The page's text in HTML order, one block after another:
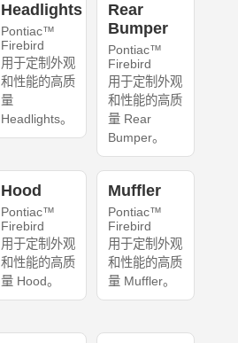
Headlights
Pontiac™
Firebird
用于定制外观
和性能的高质
量
Headlights。
Rear
Bumper
Pontiac™
Firebird
用于定制外观
和性能的高质
量 Rear
Bumper。
Hood
Pontiac™
Firebird
用于定制外观
和性能的高质
量 Hood。
Muffler
Pontiac™
Firebird
用于定制外观
和性能的高质
量 Muffler。